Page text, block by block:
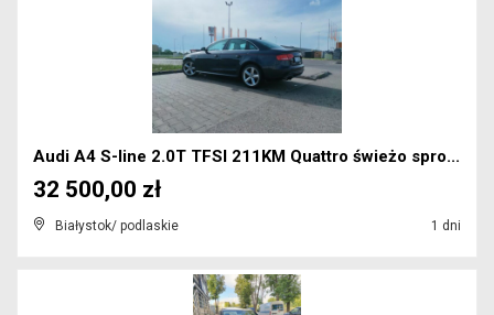
Audi A4 S-line 2.0T TFSI 211KM Quattro świeżo spro...
Białystok/ podlaskie 1 dni
32 500,00 zł